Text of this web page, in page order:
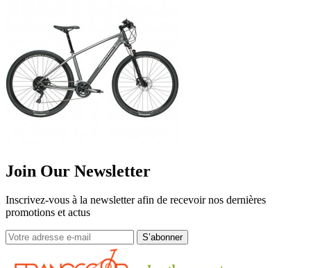
Join Our Newsletter
Inscrivez-vous à la newsletter afin de recevoir nos dernières
promotions et actus